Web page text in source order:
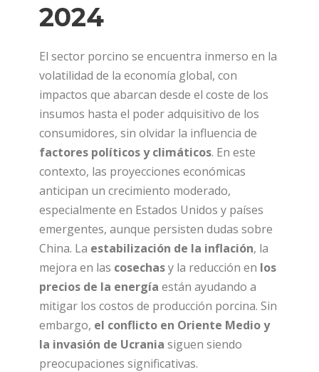
2024
El sector porcino se encuentra inmerso en la
volatilidad de la economía global, con
impactos que abarcan desde el coste de los
insumos hasta el poder adquisitivo de los
consumidores, sin olvidar la influencia de
factores políticos y climáticos. En este
contexto, las proyecciones económicas
anticipan un crecimiento moderado,
especialmente en Estados Unidos y países
emergentes, aunque persisten dudas sobre
China. La estabilización de la inflación, la
mejora en las cosechasy la reducción en los
precios de la energía están ayudando a
mitigar los costos de producción porcina. Sin
embargo, el conflicto en Oriente Medio y
la invasión de Ucrania siguen siendo
preocupaciones significativas.